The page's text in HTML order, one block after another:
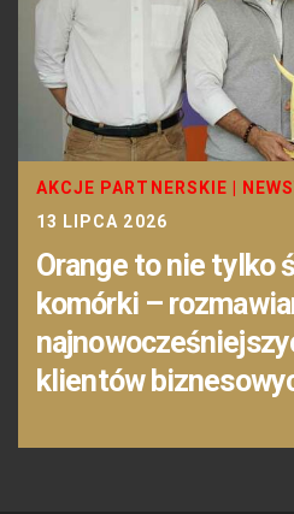
AKCJE PARTNERSKIE
13 LIPCA 2026
Orange to nie tylko
komórki –
klientów